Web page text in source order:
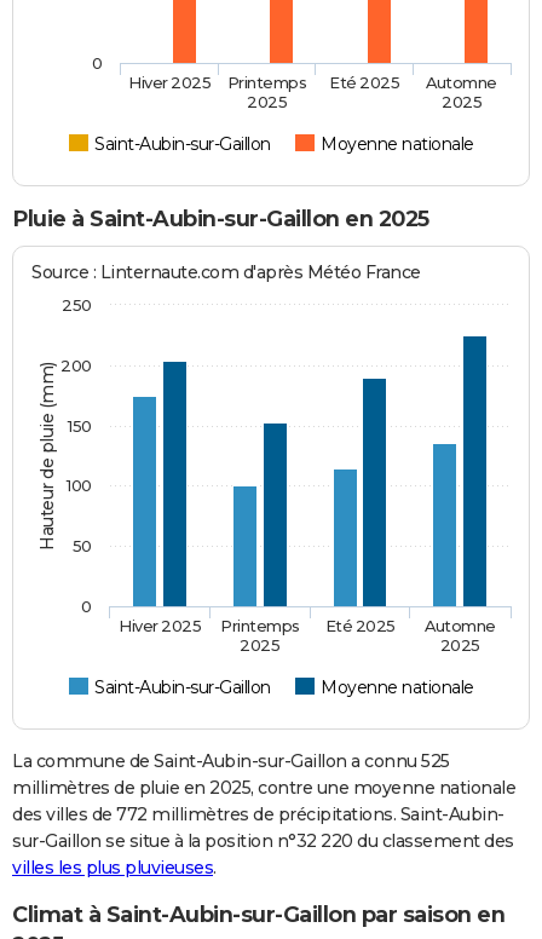
Saint-Aubin-sur-Gaillon Moyenne nationale
Hiver 2025
Printemps
2025
Eté 2025
Automne
2025
0
Pluie à Saint-Aubin-sur-Gaillon en 2025
Hauteur de pluie (mm)
Source : Linternaute.com d'après Météo France
Saint-Aubin-sur-Gaillon Moyenne nationale
Hiver 2025
Printemps
2025
Eté 2025
Automne
2025
0
50
100
150
200
250
La commune de Saint-Aubin-sur-Gaillon a connu 525
millimètres de pluie en 2025, contre une moyenne nationale
des villes de 772 millimètres de précipitations. Saint-Aubin-
sur-Gaillon se situe à la position n°32 220 du classement des
villes les plus pluvieuses.
Climat à Saint-Aubin-sur-Gaillon par saison en